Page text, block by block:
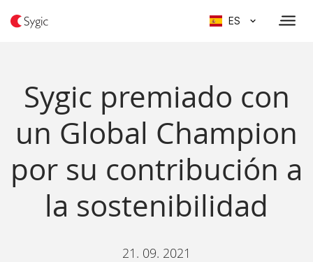
ES
Sygic premiado con
un Global Champion
por su contribución a
la sostenibilidad
21. 09. 2021